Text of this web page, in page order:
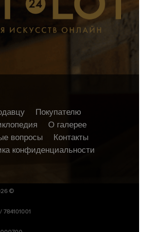
Покупателю
О галерее
вопросы
Контакты
конфиденциальности
©